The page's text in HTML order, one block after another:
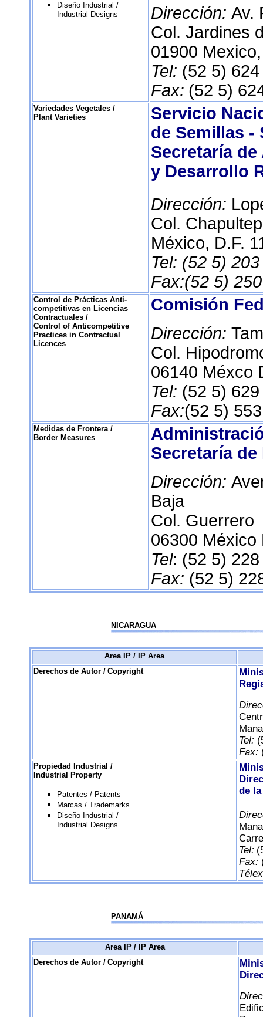
Diseño Industrial /
Industrial Designs
Dirección: Av.
Col. Jardines
01900
Tel: (52 5)
Fax: (52 5)
Variedades Vegetales /
Plant Varieties
Servicio
de Semillas -
Secretaría
y Desarrollo
Dirección:
Col.
México, D.F.
Tel: (52 5)
Fax:(52 5)
Control de Prácticas Anti-
competitivas en Licencias
Contractuales /
Control of Anticompetitive
Practices in Contractual
Licences
Comisión
Dirección:
Col.
06140 Méxco
Tel: (52 5)
Fax:(52 5)
Medidas de Frontera /
Border Measures
Secretaría
Dirección:
Baja
Col. Guerrero
06300 México
Tel: (52 5)
Fax: (52 5)
NICARAGUA
Area IP / IP Area
Derechos de Autor / Copyright
Tel:
Fax:
Propiedad Industrial /
Industrial Property
Patentes / Patents
Marcas / Trademarks
Diseño Industrial /
Industrial Designs
de
Tel:
Fax:
PANAMÁ
Area IP / IP Area
Derechos de Autor / Copyright